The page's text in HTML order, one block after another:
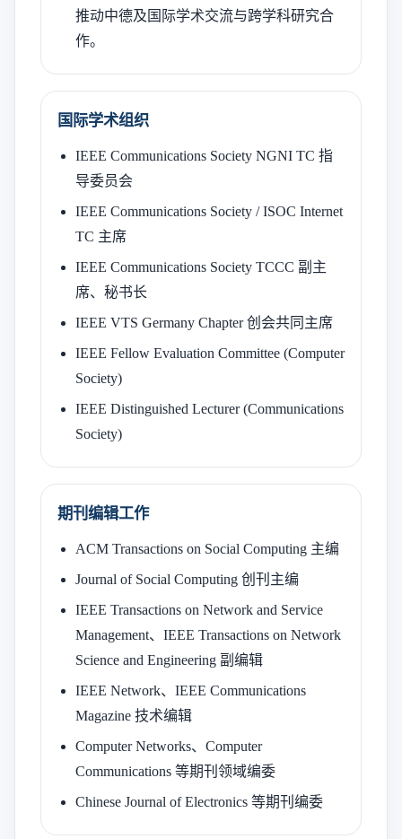
推动中德及国际学术交流与跨学科研究合
作。
国际学术组织
IEEE Communications Society NGNI TC 指
导委员会
IEEE Communications Society / ISOC Internet
TC 主席
IEEE Communications Society TCCC 副主
席、秘书长
IEEE VTS Germany Chapter 创会共同主席
IEEE Fellow Evaluation Committee (Computer
Society)
IEEE Distinguished Lecturer (Communications
Society)
期刊编辑工作
ACM Transactions on Social Computing 主编
Journal of Social Computing 创刊主编
IEEE Transactions on Network and Service
Management、IEEE Transactions on Network
Science and Engineering 副编辑
IEEE Network、IEEE Communications
Magazine 技术编辑
Computer Networks、Computer
Communications 等期刊领域编委
Chinese Journal of Electronics 等期刊编委